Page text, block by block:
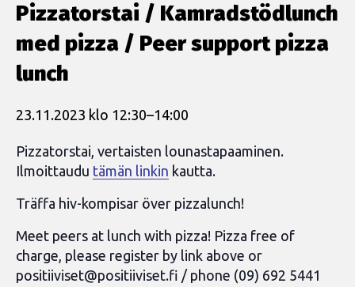
Pizzatorstai / Kamradstödlunch
med pizza / Peer support pizza
lunch
23.11.2023 klo 12:30–14:00
Pizzatorstai, vertaisten lounastapaaminen.
Ilmoittaudu tämän linkin kautta.
Träffa hiv-kompisar över pizzalunch!
Meet peers at lunch with pizza! Pizza free of
charge, please register by link above or
positiiviset@positiiviset.fi / phone (09) 692 5441